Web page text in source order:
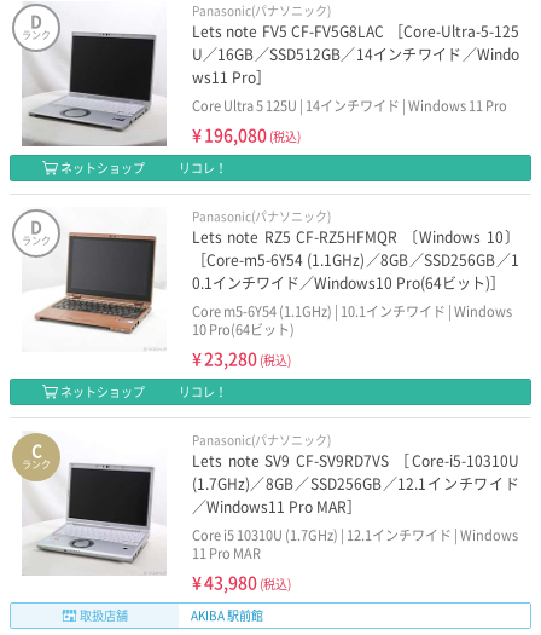
D
ランク
Panasonic(パナソニック)
Lets note FV5 CF-FV5G8LAC ［Core-Ultra-5-125
U／16GB／SSD512GB／14インチワイド／Windo
ws11 Pro］
Core Ultra 5 125U | 14インチワイド | Windows 11 Pro
¥196,080 (税込)
ネットショップ
リコレ！
D
ランク
Panasonic(パナソニック)
Lets note RZ5 CF-RZ5HFMQR 〔Windows 10〕
［Core-m5-6Y54 (1.1GHz)／8GB／SSD256GB／1
0.1インチワイド／Windows10 Pro(64ビット)］
Core m5-6Y54 (1.1GHz) | 10.1インチワイド | Windows
10 Pro(64ビット)
¥23,280 (税込)
ネットショップ
リコレ！
C
ランク
Panasonic(パナソニック)
Lets note SV9 CF-SV9RD7VS ［Core-i5-10310U
(1.7GHz)／8GB／SSD256GB／12.1インチワイド
／Windows11 Pro MAR］
Core i5 10310U (1.7GHz) | 12.1インチワイド | Windows
11 Pro MAR
¥43,980 (税込)
取扱店舗
AKIBA 駅前館